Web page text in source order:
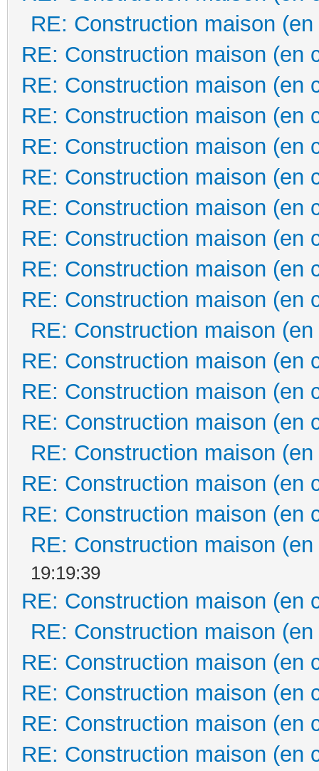
RE: Construction maison
RE: Construction maison (en
RE: Construction maison (en
RE: Construction maison (en
RE: Construction maison (en
RE: Construction maison (en
RE: Construction maison (en
RE: Construction maison (en
RE: Construction maison (en
RE: Construction maison (en
RE: Construction maison
RE: Construction maison (en
RE: Construction maison (en
RE: Construction maison (en
RE: Construction maison
RE: Construction maison (en
RE: Construction maison (en
RE: Construction maison
19:19:39
RE: Construction maison (en
RE: Construction maison
RE: Construction maison (en
RE: Construction maison (en
RE: Construction maison (en
RE: Construction maison (en